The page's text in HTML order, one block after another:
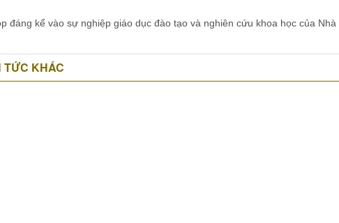
đáng kể vào sự nghiệp giáo dục đào tạo và nghiên cứu khoa học của Nhà
TỨC KHÁC